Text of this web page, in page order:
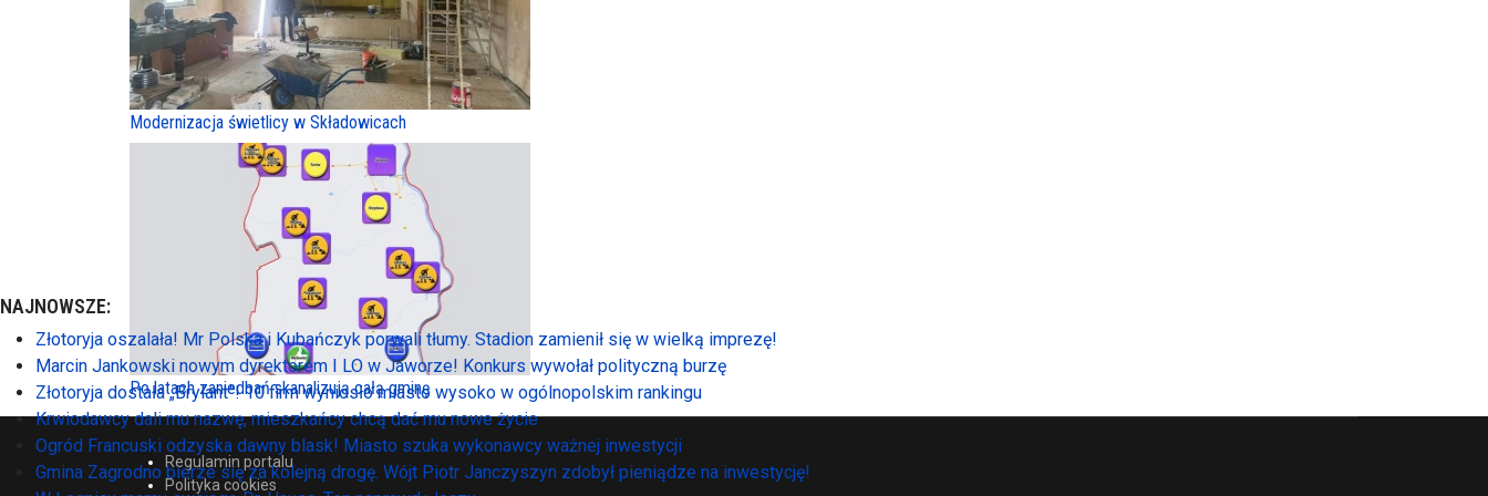
Modernizacja świetlicy w Składowicach
Po latach zaniedbań skanalizują całą gminę
Regulamin portalu
Polityka cookies
NAJNOWSZE:
Złotoryja oszalała! Mr Polska i Kubańczyk porwali tłumy. Stadion zamienił się w wielką imprezę!
Marcin Jankowski nowym dyrektorem I LO w Jaworze! Konkurs wywołał polityczną burzę
Złotoryja dostała „Brylant”! 10 firm wyniosło miasto wysoko w ogólnopolskim rankingu
Krwiodawcy dali mu nazwę, mieszkańcy chcą dać mu nowe życie
Ogród Francuski odzyska dawny blask! Miasto szuka wykonawcy ważnej inwestycji
Gmina Zagrodno bierze się za kolejną drogę. Wójt Piotr Janczyszyn zdobył pieniądze na inwestycję!